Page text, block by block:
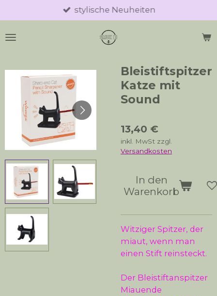
Hauptinhalt
springen
stylische Neuheiten
Bleistiftspitzer
Katze mit
Sound
13,40 €
inkl. MwSt zzgl.
Versandkosten
In den
Warenkorb
Witziger Spitzer, der
miaut, wenn man
einen Stift reinsteckt.
Der Bleistiftanspitzer
Miauende